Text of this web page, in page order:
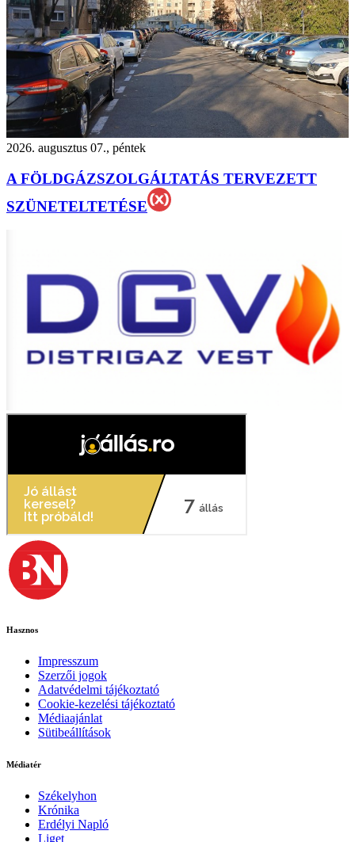
2026. augusztus 07., péntek
A FÖLDGÁZSZOLGÁLTATÁS TERVEZETT
SZÜNETELTETÉSE
Hasznos
Impresszum
Szerzői jogok
Adatvédelmi tájékoztató
Cookie-kezelési tájékoztató
Médiaajánlat
Sütibeállítások
Médiatér
Székelyhon
Krónika
Erdélyi Napló
Liget